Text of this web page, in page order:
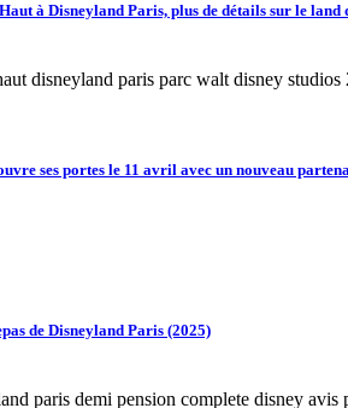
à Disneyland Paris, plus de détails sur le
ses portes le 11 avril avec un nouveau
de Disneyland Paris (2025)